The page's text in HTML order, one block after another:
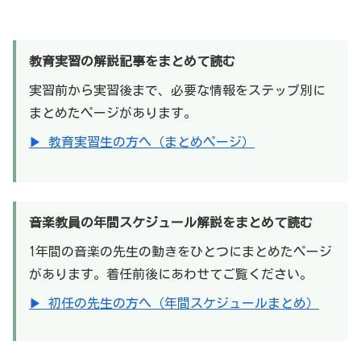
教育実習の解説記事をまとめて読む
実習前から実習後まで、必要な情報をステップ別に
まとめたページがあります。
▶ 教育実習生の方へ（まとめページ）
音楽教員の年間スケジュール解説をまとめて読む
1年間の音楽の先生の動きをひとつにまとめたページ
があります。着任前後にあわせてご覧ください。
▶ 初任の先生の方へ（年間スケジュールまとめ）